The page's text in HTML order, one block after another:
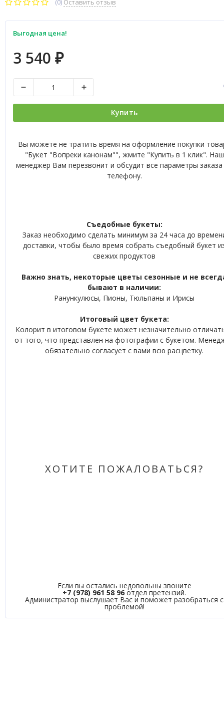
(0) Оставить отзыв
Выгодная цена!
3 540 ₽
Купить
Вы можете не тратить время на оформление покупки
"Букет "Вопреки канонам"", жмите "Купить в 1 клик". Наш
менеджер Вам перезвонит и обсудит все параметры
телефону.
Съедобные букеты:
Заказ необходимо сделать минимум за 24 часа до
доставки, чтобы было время собрать съедобный букет
свежих продуктов
Важно знать, некоторые цветы сезонные и не
бывают в наличии:
Ранункулюсы, Пионы, Тюльпаны и Ирисы
Итоговый цвет букета:
Колорит в итоговом букете может незначительно
от того, что представлен на фотографии с букетом.
обязательно согласует с вами всю расцветку.
ХОТИТЕ ПОЖАЛОВАТЬСЯ?
Если вы остались недовольны звоните
+7 (978) 961 58 96 отдел претензий.
Администратор выслушает Вас и поможет разобраться с
проблемой!